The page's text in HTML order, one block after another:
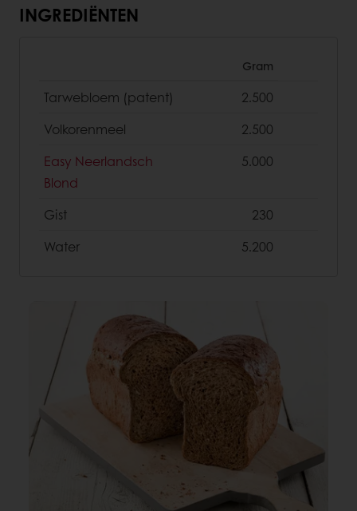
INGREDIËNTEN
Gram
Tarwebloem (patent)
2.500
Volkorenmeel
2.500
Easy Neerlandsch
Blond
5.000
Gist
230
Water
5.200